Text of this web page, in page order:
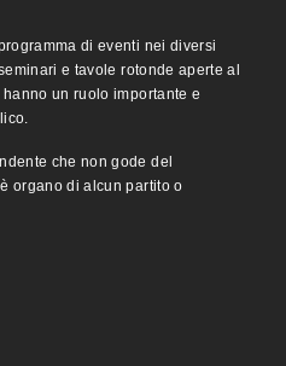
di eventi nei diversi
e tavole rotonde aperte al
un ruolo importante e
che non gode del
organo di alcun partito o